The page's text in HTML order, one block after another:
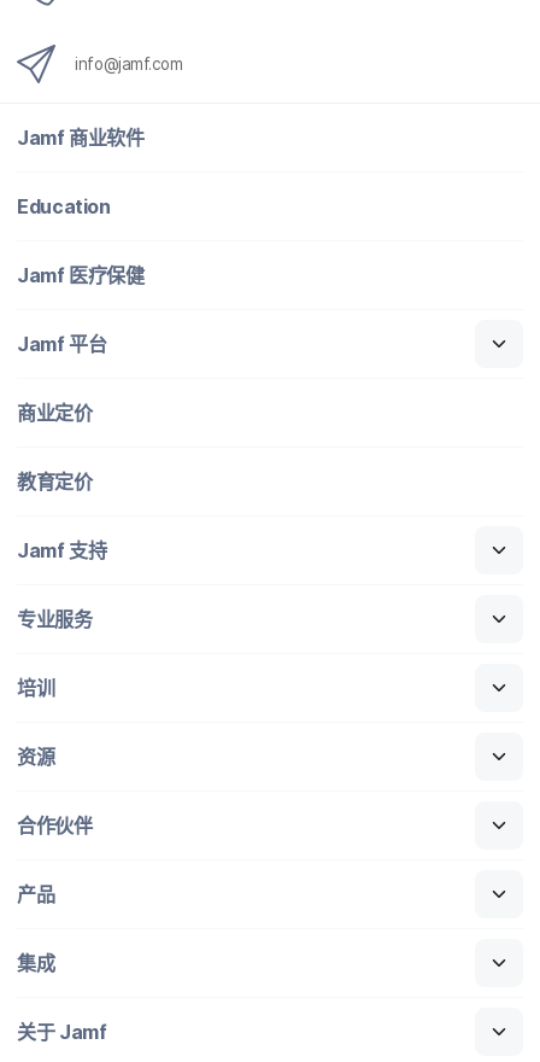
info@jamf.com
Jamf 商业​软件
Education
Jamf 医​疗​保健
Jamf平台
商业定​价
教育定​价
Jamf 支持
专业​服务
培训
资源
合作​伙伴
产品
集成
关于Jamf